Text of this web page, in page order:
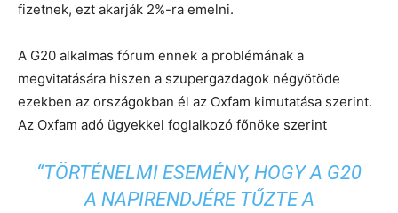
fizetnek, ezt akarják 2%-ra emelni.
A G20 alkalmas fórum ennek a problémának a
megvitatására hiszen a szupergazdagok négyötöde
ezekben az országokban él az Oxfam kimutatása szerint.
Az Oxfam adó ügyekkel foglalkozó főnöke szerint
“TÖRTÉNELMI ESEMÉNY, HOGY A G20
A NAPIRENDJÉRE TŰZTE A